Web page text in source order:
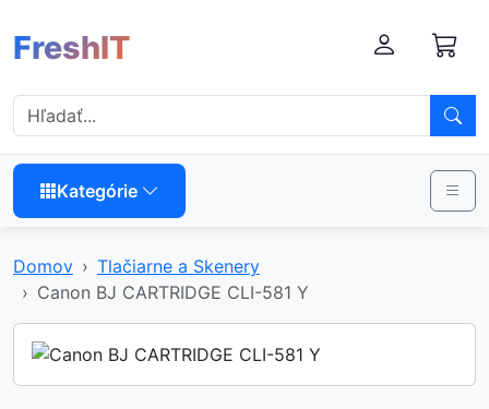
FreshIT
Kategórie
Domov
Tlačiarne a Skenery
Canon BJ CARTRIDGE CLI-581 Y